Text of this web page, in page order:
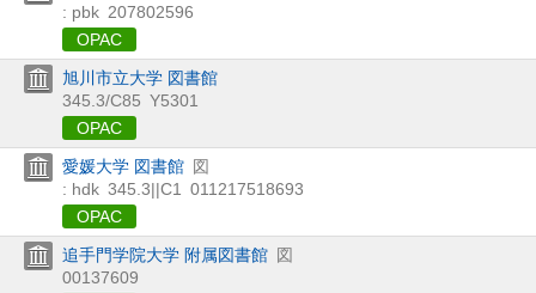
: pbk 207802596
OPAC
旭川市立大学 図書館
345.3/C85 Y5301
OPAC
愛媛大学 図書館 図
: hdk 345.3||C1
011217518693
OPAC
追手門学院大学 附属図書館 図
00137609